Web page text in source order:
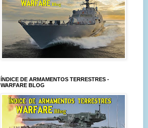
ÍNDICE DE ARMAMENTOS TERRESTRES -
WARFARE BLOG